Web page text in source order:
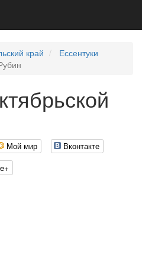
край
Ессентуки
Мой мир
Вконтакте